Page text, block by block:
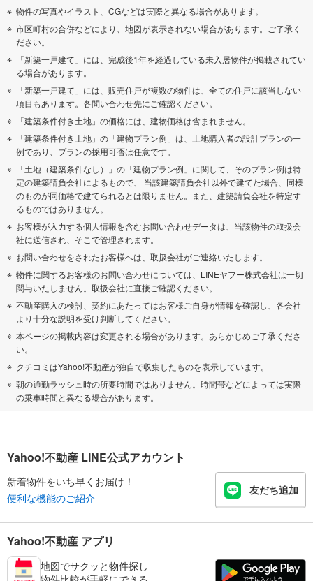
物件の写真やイラスト、CGなどは実際と異なる場合があります。
市区町村の合併などにより、地図が表示されない場合があります。ご了承く
ださい。
「新築一戸建て」には、完成後1年を経過している未入居物件が掲載されてい
る場合があります。
「新築一戸建て」には、販売住戸が複数の物件は、全ての住戸に該当しない
項目もあります。各問い合わせ先にご確認ください。
「建築条件付き土地」の価格には、建物価格は含まれません。
「建築条件付き土地」の「建物プラン例」は、土地購入者の設計プランの一
例であり、プランの採用可否は任意です。
「土地（建築条件なし）」の「建物プラン例」に関して、そのプラン例は特
定の建築請負会社によるもので、 当該建築請負会社以外で建てた場合、同様
のものが同価格で建てられるとは限りません。また、建築請負会社を特定す
るものではありません。
お客様が入力する個人情報を含むお問い合わせデータは、当該物件の取扱会
社に送信され、そこで管理されます。
お問い合わせをされたお客様へは、取扱会社がご連絡いたします。
物件に関するお客様のお問い合わせについては、LINEヤフー株式会社は一切
関与いたしません。取扱会社に直接ご確認ください。
不動産購入の検討、契約にあたってはお客様ご自身が情報を確認し、各会社
より十分な説明を受け判断してください。
本ページの掲載内容は変更される場合があります。あらかじめご了承くださ
い。
クチコミはYahoo!不動産が独自で収集したものを表示しています。
朝の通勤ラッシュ時の所要時間ではありません。時間帯などによっては実際
の乗車時間と異なる場合があります。
Yahoo!不動産 LINE公式アカウント
新着物件をいち早くお届け！
便利な機能のご紹介
友だち追加
Yahoo!不動産 アプリ
地図でサクッと物件探し